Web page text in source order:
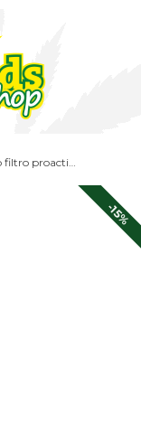
125 mm / 460m3h
-15%